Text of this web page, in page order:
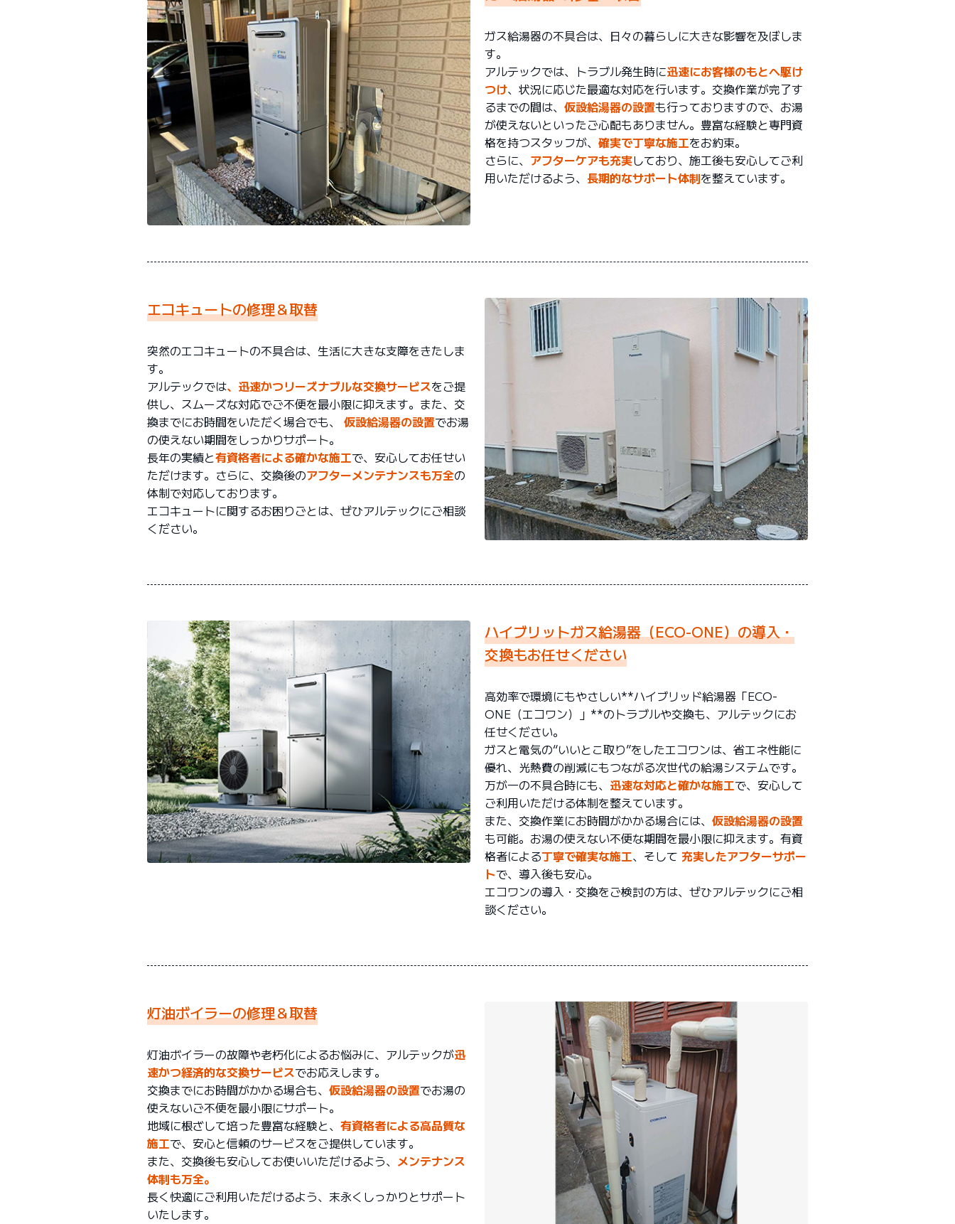
ガス給湯器の不具合は、日々の暮らしに大きな影響を及ぼしま
す。
アルテックでは、トラブル発生時に迅速にお客様のもとへ駆け
つけ、状況に応じた最適な対応を行います。交換作業が完了す
るまでの間は、 仮設給湯器の設置も行っておりますので、お湯
が使えないといったご心配もありません。豊富な経験と専門資
格を持つスタッフが、 確実で丁寧な施工をお約束。
さらに、 アフターケアも充実しており、施工後も安心してご利
用いただけるよう、 長期的なサポート体制を整えています。
エコキュートの修理＆取替
突然のエコキュートの不具合は、生活に大きな支障をきたしま
す。
アルテックでは、迅速かつリーズナブルな交換サービスをご提
供し、スムーズな対応でご不便を最小限に抑えます。また、交
換までにお時間をいただく場合でも、 仮設給湯器の設置でお湯
の使えない期間をしっかりサポート。
長年の実績と有資格者による確かな施工で、安心してお任せい
ただけます。さらに、交換後のアフターメンテナンスも万全の
体制で対応しております。
エコキュートに関するお困りごとは、ぜひアルテックにご相談
ください。
ハイブリットガス給湯器（ECO-ONE）の導入・
交換もお任せください
高効率で環境にもやさしい**ハイブリッド給湯器「ECO-
ONE（エコワン）」**のトラブルや交換も、アルテックにお
任せください。
ガスと電気の“いいとこ取り”をしたエコワンは、省エネ性能に
優れ、光熱費の削減にもつながる次世代の給湯システムです。
万が一の不具合時にも、 迅速な対応と確かな施工で、安心して
ご利用いただける体制を整えています。
また、交換作業にお時間がかかる場合には、 仮設給湯器の設置
も可能。お湯の使えない不便な期間を最小限に抑えます。有資
格者による丁寧で確実な施工、そして 充実したアフターサポー
トで、導入後も安心。
エコワンの導入・交換をご検討の方は、ぜひアルテックにご相
談ください。
灯油ボイラーの修理＆取替
灯油ボイラーの故障や老朽化によるお悩みに、アルテックが迅
速かつ経済的な交換サービスでお応えします。
交換までにお時間がかかる場合も、 仮設給湯器の設置でお湯の
使えないご不便を最小限にサポート。
地域に根ざして培った豊富な経験と、 有資格者による高品質な
施工で、安心と信頼のサービスをご提供しています。
また、交換後も安心してお使いいただけるよう、 メンテナンス
体制も万全。
長く快適にご利用いただけるよう、末永くしっかりとサポート
いたします。